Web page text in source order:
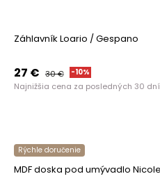
Záhlavník Loario / Gespano
27 € 30€ -10%
Najnižšia cena za posledných 30
Rýchle doručenie
MDF doska pod umývadlo